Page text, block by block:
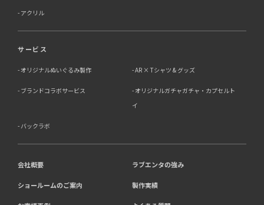
アクリル
サービス
オリジナルぬいぐるみ製作 AR × Tシャツ & グッズ
ブランドコラボサービス
オリジナルガチャガチャ・カプセルト
イ
バックラボ
会社概要 ラブエンタの強み
ショールームのご案内 製作実績